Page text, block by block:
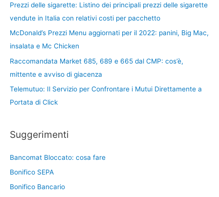
Prezzi delle sigarette: Listino dei principali prezzi delle sigarette
vendute in Italia con relativi costi per pacchetto
McDonald’s Prezzi Menu aggiornati per il 2022: panini, Big Mac,
insalata e Mc Chicken
Raccomandata Market 685, 689 e 665 dal CMP: cos’è,
mittente e avviso di giacenza
Telemutuo: Il Servizio per Confrontare i Mutui Direttamente a
Portata di Click
Suggerimenti
Bancomat Bloccato: cosa fare
Bonifico SEPA
Bonifico Bancario